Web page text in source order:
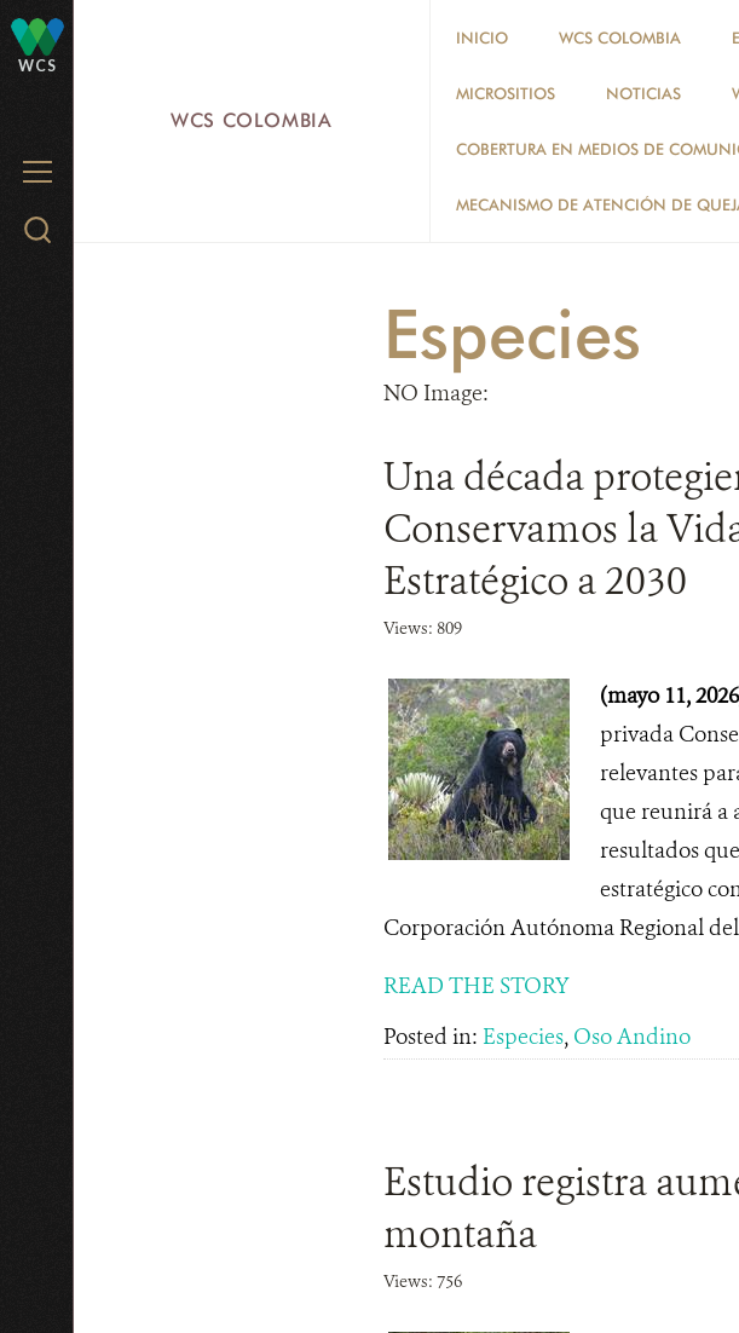
WCS
MENU
Search
WCS COLOMBIA
INICIO WCS COLOMBIA
MICROSITIOS NOTICIAS
COBERTURA EN MEDIOS DE
MECANISMO DE ATENCIÓN DE
Especies
NO Image:
Una década
Conservamos la
Estratégico a 2030
Views: 809
(mayo 11,
privada
relevantes
que reunirá a
resultados
estratégico
Corporación Autónoma Regional
READ THE STORY
Posted in: Especies, Oso Andino
Estudio registra
montaña
Views: 756